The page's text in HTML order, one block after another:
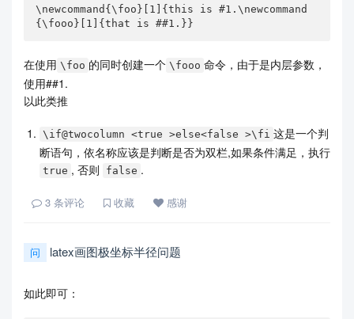
\newcommand{\foo}[1]{this is #1.\newcommand
{\fooo}[1]{that is ##1.}}
在使用 \foo 的同时创建一个 \fooo 命令，由于是内层参数，
使用##1.
以此类推
\if@twocolumn <true >else<false >\fi 这是一个判
断语句，依名称应该是判断是否为双栏,如果条件满足，执行
true , 否则 false .
3 条评论 收藏 感谢
问 latex画图极坐标半径问题
如此即可：